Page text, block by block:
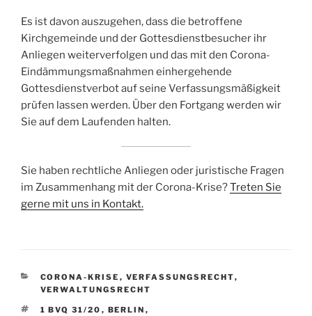
Es ist davon auszugehen, dass die betroffene
Kirchgemeinde und der Gottesdienstbesucher ihr
Anliegen weiterverfolgen und das mit den Corona-
Eindämmungsmaßnahmen einhergehende
Gottesdienstverbot auf seine Verfassungsmäßigkeit
prüfen lassen werden. Über den Fortgang werden wir
Sie auf dem Laufenden halten.
Sie haben rechtliche Anliegen oder juristische Fragen
im Zusammenhang mit der Corona-Krise?Treten Sie
gerne mit uns in Kontakt.
KATEGORIEN
CORONA-KRISE , VERFASSUNGSRECHT,
VERWALTUNGSRECHT
SCHLAGWÖRTER
1 BVQ 31/20 , BERLIN ,